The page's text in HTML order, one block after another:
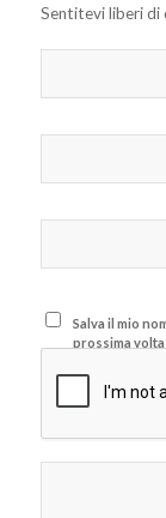
Sentitevi liberi di
Salva il mio
prossima volta